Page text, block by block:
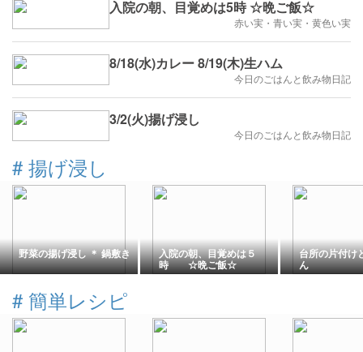
入院の朝、目覚めは5時 ☆晩ご飯☆
赤い実・青い実・黄色い実
8/18(水)カレー 8/19(木)生ハム
今日のごはんと飲み物日記
3/2(火)揚げ浸し
今日のごはんと飲み物日記
# 揚げ浸し
野菜の揚げ浸し ＊ 鍋敷き 入院の朝、目覚めは５
時 ☆晩ご飯☆
台所の片付け
ん
# 簡単レシピ